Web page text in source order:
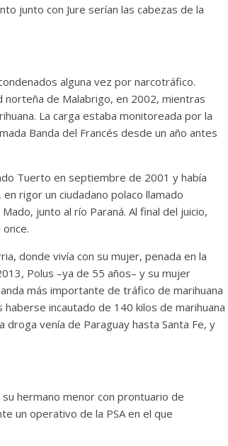
junto con Jure serían las cabezas de la
alguna vez por narcotráfico.
norteña de Malabrigo, en 2002, mientras
La carga estaba monitoreada por la
Banda del Francés desde un año antes
Tuerto en septiembre de 2001 y había
rigor un ciudadano polaco llamado
junto al río Paraná. Al final del juicio,
donde vivía con su mujer, penada en la
Polus –ya de 55 años– y su mujer
más importante de tráfico de marihuana
incautado de 140 kilos de marihuana
droga venía de Paraguay hasta Santa Fe, y
hermano menor con prontuario de
un operativo de la PSA en el que